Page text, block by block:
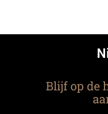
Blijf op de